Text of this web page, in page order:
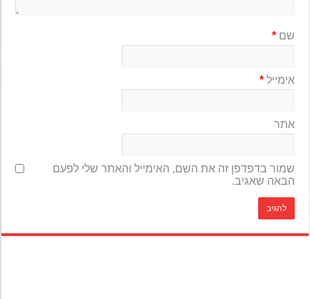
שם*
אימייל*
אתר
שמור בדפדפן זה את השם, האימייל והאתר שלי לפעם
הבאה שאגיב.